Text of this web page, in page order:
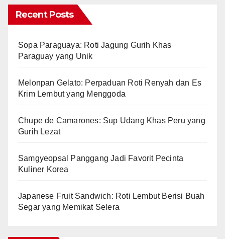
Recent Posts
Sopa Paraguaya: Roti Jagung Gurih Khas
Paraguay yang Unik
Melonpan Gelato: Perpaduan Roti Renyah dan Es
Krim Lembut yang Menggoda
Chupe de Camarones: Sup Udang Khas Peru yang
Gurih Lezat
Samgyeopsal Panggang Jadi Favorit Pecinta
Kuliner Korea
Japanese Fruit Sandwich: Roti Lembut Berisi Buah
Segar yang Memikat Selera